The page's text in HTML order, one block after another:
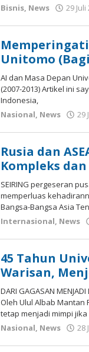
Bisnis, News 29 Juli
Unitomo
AI dan Masa Depan
(2007-2013) Artikel ini
Indonesia,
Nasional, News 29
Rusia dan
Kompleks
SEIRING pergeseran
memperluas
Bangsa-Bangsa Asia
Internasional, News
45 Tahun
Warisan,
DARI GAGASAN
Oleh Ulul Albab Mantan
tetap menjadi mimpi jika
Nasional, News 28